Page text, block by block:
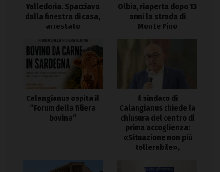
Valledoria. Spacciava
dalla finestra di casa,
arrestato
Olbia, riaperta dopo 13
anni la strada di
Monte Pino
Calangianus ospita il
“Forum della filiera
bovina”
Il sindaco di
Calangianus chiede la
chiusura del centro di
prima accoglienza:
«Situazione non più
tollerabile»,